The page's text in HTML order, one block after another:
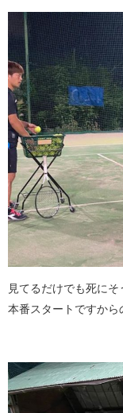
見てるだけでも死に
本番スタートですから